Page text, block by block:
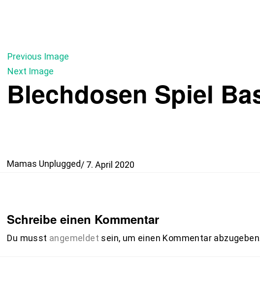
Previous Image
Next Image
Blechdosen Spiel
Mamas Unplugged/ 7. April 2020
Schreibe einen Kommentar
Du musst angemeldet sein, um einen Kommentar